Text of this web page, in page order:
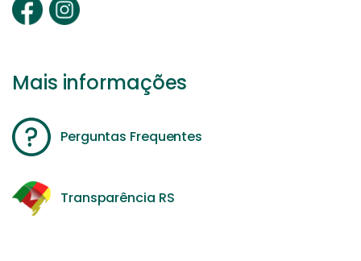
Mais informações
Perguntas Frequentes
Transparência RS